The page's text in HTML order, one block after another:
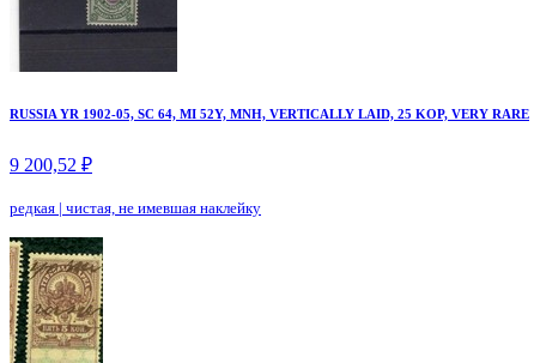
RUSSIA YR 1902-05, SC 64, MI 52Y, MNH, VERTICALLY LAID, 25 KOP, VERY RARE
9 200,52 ₽
редкая | чистая, не имевшая наклейку